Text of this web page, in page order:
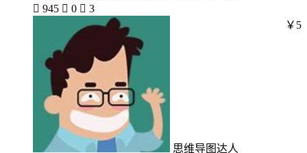
 945  0  3
思维导图达人
￥5